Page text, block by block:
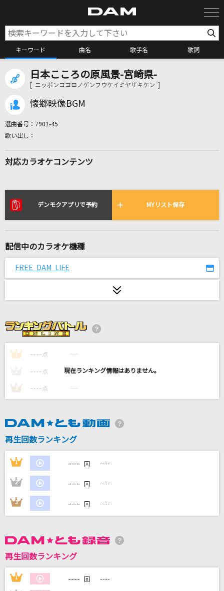
キーワード 曲名 歌手名 歌詞
カラオケ検索
リアルタイムで歌われている曲の一覧
三位一体(TVサイズ)
リトルブルーボックス(Little Blue boX)
片想い
miwa
奏(かなで)
スキマスイッチ
SUPER STAR
手越祐也
群青
[生音]北酒場
細川たかし
謝肉祭
山口百恵
半崎美子
夜の踊り子
サカナクション
日本こころの原風景-宮崎県-
[ ニッポンココロノゲンフウケイミヤザキケン ]
懐郷映像BGM
選曲番号： 7901-45
対応カラオケコンテンツ
デンモクアプリで予約 MYリスト保存
配信中のカラオケ機種
FREE DAM LIFE
1 ---- 点 ----
---- 点 ----
3 ---- 点 ----
再生回数ランキング
1 ---- 回 ----
2 ---- 回 ----
3 ---- 回 ----
再生回数ランキング
1 ---- 回 ----